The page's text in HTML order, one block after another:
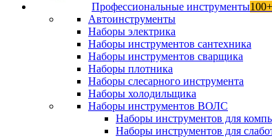
Профессиональные инструменты100+
Автоинструменты
Наборы электрика
Наборы инструментов сантехника
Наборы инструментов сварщика
Наборы плотника
Наборы слесарного инструмента
Наборы холодильщика
Наборы инструментов ВОЛС
Наборы инструментов для
Наборы инструментов для